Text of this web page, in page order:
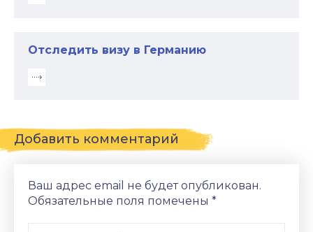
Отследить визу в Германию
Добавить комментарий
Ваш адрес email не будет опубликован.
Обязательные поля помечены *